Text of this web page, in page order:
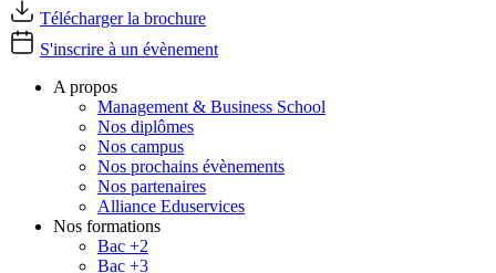
Télécharger la brochure
S'inscrire à un évènement
A propos
Management & Business School
Nos diplômes
Nos campus
Nos prochains évènements
Nos partenaires
Alliance Eduservices
Nos formations
Bac +2
Bac +3